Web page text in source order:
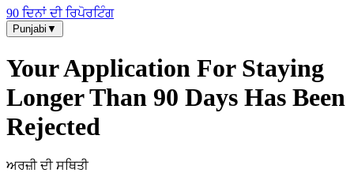
90 ਦਿਨਾਂ ਦੀ ਰਿਪੋਰਟਿੰਗ
Punjabi ▼
Your Application For Staying
Longer Than 90 Days Has Been
Rejected
ਅਰਜ਼ੀ ਦੀ ਸਥਿਤੀ